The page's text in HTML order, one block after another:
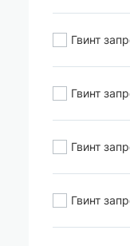
Гвинт
Гвинт
Гвинт
Гвинт